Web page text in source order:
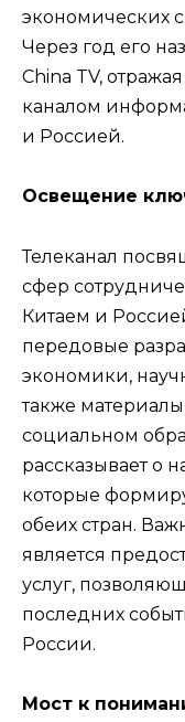
экономических
Через год его
China TV,
каналом
и Россией.
Освещение
Телеканал
сфер
Китаем и
передовые
экономики,
также
социальном
рассказывает о
которые
обеих стран.
является
услуг,
последних
России.
Мост к